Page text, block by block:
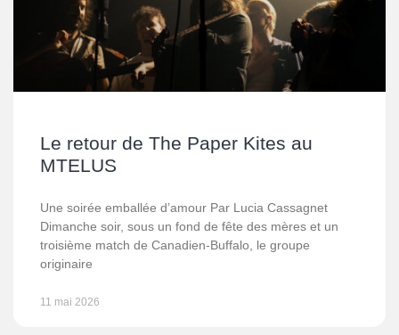
Le retour de The Paper Kites au
MTELUS
Une soirée emballée d’amour Par Lucia Cassagnet
Dimanche soir, sous un fond de fête des mères et un
troisième match de Canadien-Buffalo, le groupe
originaire
11 mai 2026